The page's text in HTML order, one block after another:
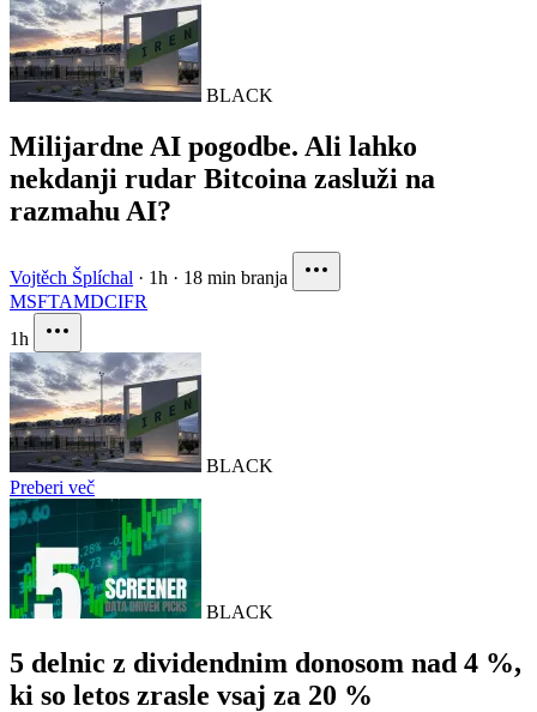
BLACK
Milijardne AI pogodbe. Ali lahko
nekdanji rudar Bitcoina zasluži na
razmahu AI?
Vojtěch Šplíchal · 1h · 18 min branja
MSFTAMDCIFR
1h
BLACK
Preberi več
BLACK
5 delnic z dividendnim donosom nad 4 %,
ki so letos zrasle vsaj za 20 %